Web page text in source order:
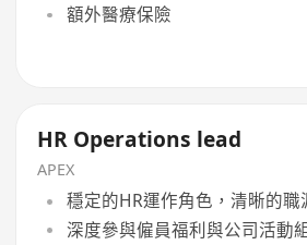
額外醫療保險
HR Operations lead
APEX
穩定的HR運作角色，清晰的職
深度參與僱員福利與公司活動